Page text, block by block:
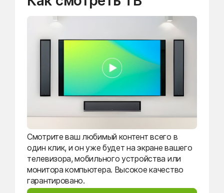
Смотрите ваш любимый контент всего в
один клик, и он уже будет на экране вашего
телевизора, мобильного устройства или
монитора компьютера. Высокое качество
гарантировано.